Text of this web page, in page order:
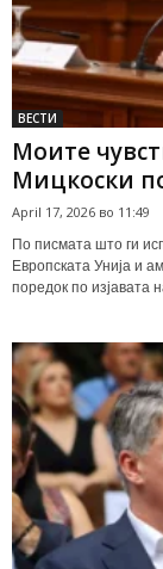
ВЕСТИ
Моите
Мицкоски
April 17, 2026 во 11:49
По писмата што ги
Европската Унија и
поредок по изјавата